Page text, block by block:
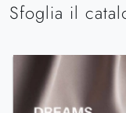
Sfoglia il